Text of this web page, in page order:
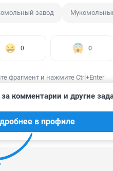
завод
0 0
фрагмент и нажмите Ctrl+Enter
комментарии и другие
в профиле